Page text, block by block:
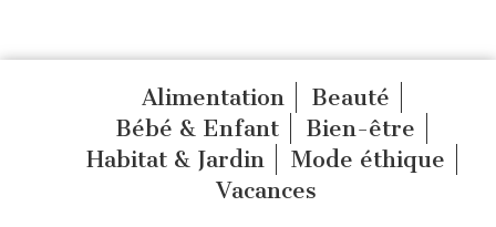
Alimentation
Beauté
Bébé & Enfant
Bien-être
Habitat & Jardin
Mode éthique
Vacances